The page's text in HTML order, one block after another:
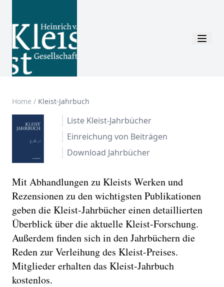
Home / Kleist-Jahrbuch
Mit Abhandlungen zu Kleists Werken und
Rezensionen zu den wichtigsten Publikationen
geben die Kleist-Jahrbücher einen detaillierten
Überblick über die aktuelle Kleist-Forschung.
Außerdem finden sich in den Jahrbüchern die
Reden zur Verleihung des Kleist-Preises.
Mitglieder erhalten das Kleist-Jahrbuch
kostenlos.
Liste Kleist-Jahrbücher
Einreichung von Beiträgen
Download Jahrbücher